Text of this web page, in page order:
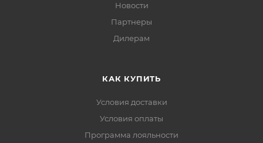
Новости
Партнеры
Дилерам
КАК КУПИТЬ
Условия доставки
Условия оплаты
Программа лояльности